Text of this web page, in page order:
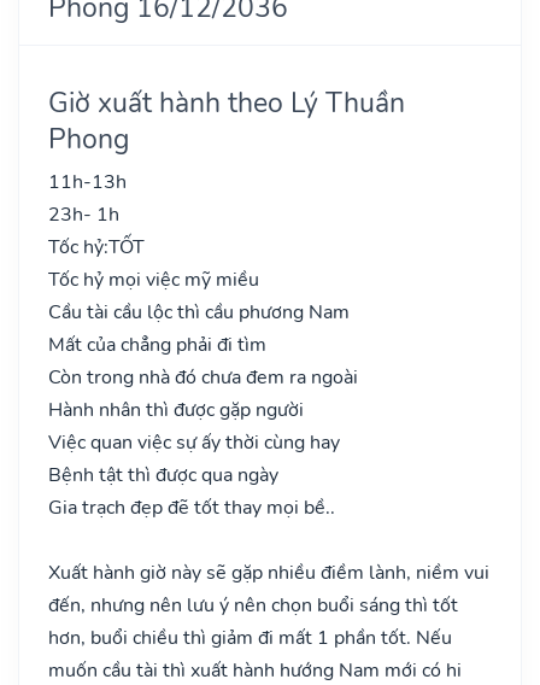
Giờ xuất hành theo Lý Thuần
Phong
11h-13h
23h- 1h
Tốc hỷ:TỐT
Tốc hỷ mọi việc mỹ miều
Cầu tài cầu lộc thì cầu phương Nam
Mất của chẳng phải đi tìm
Còn trong nhà đó chưa đem ra ngoài
Hành nhân thì được gặp người
Việc quan việc sự ấy thời cùng hay
Bệnh tật thì được qua ngày
Gia trạch đẹp đẽ tốt thay mọi bề..
Xuất hành giờ này sẽ gặp nhiều điềm lành, niềm vui
đến, nhưng nên lưu ý nên chọn buổi sáng thì tốt
hơn, buổi chiều thì giảm đi mất 1 phần tốt. Nếu
muốn cầu tài thì xuất hành hướng Nam mới có hi